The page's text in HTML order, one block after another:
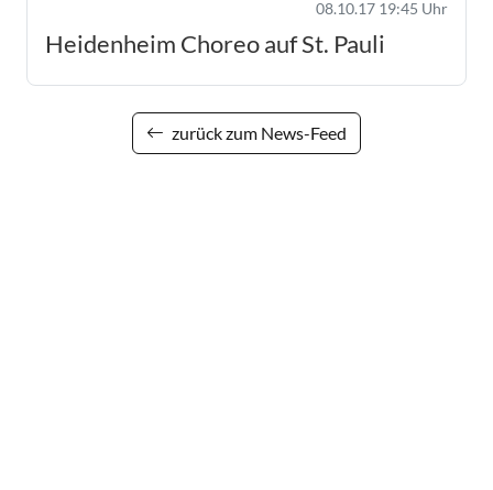
08.10.17 19:45 Uhr
Heidenheim Choreo auf St. Pauli
zurück zum News-Feed